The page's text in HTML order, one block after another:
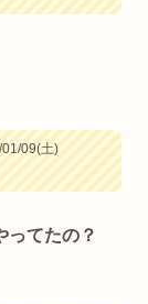
09(土)
ってたの？